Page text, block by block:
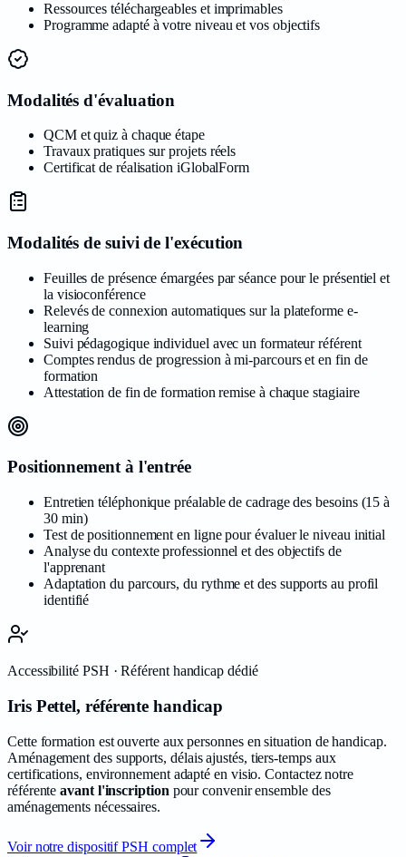
Ressources téléchargeables et imprimables
Programme adapté à votre niveau et vos objectifs
Modalités d'évaluation
QCM et quiz à chaque étape
Travaux pratiques sur projets réels
Certificat de réalisation iGlobalForm
Modalités de suivi de l'exécution
Feuilles de présence émargées par séance pour le présentiel et
la visioconférence
Relevés de connexion automatiques sur la plateforme e-
learning
Suivi pédagogique individuel avec un formateur référent
Comptes rendus de progression à mi-parcours et en fin de
formation
Attestation de fin de formation remise à chaque stagiaire
Positionnement à l'entrée
Entretien téléphonique préalable de cadrage des besoins (15 à
30 min)
Test de positionnement en ligne pour évaluer le niveau initial
Analyse du contexte professionnel et des objectifs de
l'apprenant
Adaptation du parcours, du rythme et des supports au profil
identifié
Accessibilité PSH · Référent handicap dédié
Iris Pettel, référente handicap
Cette formation est ouverte aux personnes en situation de handicap.
Aménagement des supports, délais ajustés, tiers-temps aux
certifications, environnement adapté en visio. Contactez notre
référenteavant l'inscription pour convenir ensemble des
aménagements nécessaires.
Voir notre dispositif PSH complet